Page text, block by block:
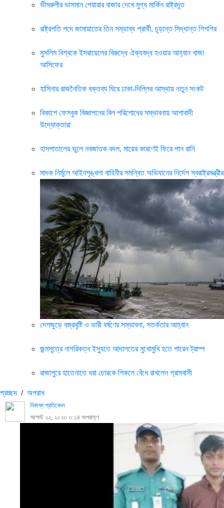
ভীমরুলীর ভাসমান পেয়ারার বাজার দেখে মুগ্ধ মার্কিন রাষ্ট্রদূত
রাষ্ট্রপতি পদে জামায়াতের তিন সম্ভাব্য প্রার্থী, চূড়ান্ত সিদ্ধান্ত শিগগির
মুসলিম বিশ্বকে ইসরায়েলের বিরুদ্ধে ঐক্যবদ্ধ হওয়ার আহ্বান খাজা
আসিফের
হাসিনার রাজনৈতিক বক্তব্য ঘিরে ঢাকা-দিল্লির আস্থায় নতুন সংকট
বিকাশে ফেসবুক বিজ্ঞাপনের বিল পরিশোধের সম্ভাবনায় আশাবাদী
উদ্যোক্তারা
হাসপাতালের ভুলে নবজাতক বদল, মায়ের কারণেই ফিরে পান রানি
মাদক নির্মূলে আইনশৃঙ্খলা বাহিনীর সমন্বিত অভিযানের নির্দেশ স্বরাষ্ট্রমন্ত্রীর
দেশজুড়ে বজ্রবৃষ্টি ও ভারী বর্ষণের সম্ভাবনা, সতর্কতার আহ্বান
জন্মসূত্রে নাগরিকত্ব ইস্যুতে আদালতের মুখোমুখি হতে পারেন ট্রাম্প
রাজাপুরে হাতেনাতে ধরা চোরকে শিকলে বেঁধে রাখলেন গ্রামবাসী
প্রচ্ছদ / অপরাধ
নিজস্ব প্রতিবেদন
আগস্ট ২২, ২০২৩ ৩:১৪ অপরাহ্ণ